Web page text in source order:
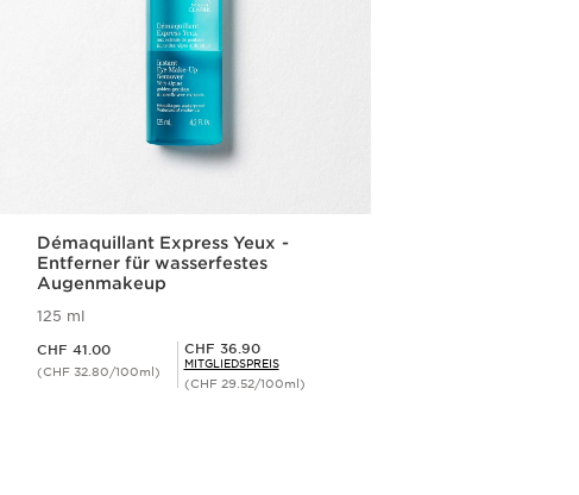
Démaquillant Express Yeux -
Entferner für wasserfestes
Augenmakeup
125 ml
CHF 41.00
(CHF 32.80/100ml)
Mitgliederpreis CHF 36.90
CHF 36.90
MITGLIEDSPREIS
(CHF 29.52/100ml)